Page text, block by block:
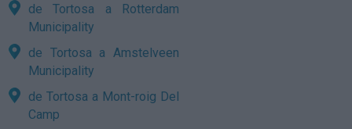
de Tortosa a Rotterdam
Municipality
de Tortosa a Amstelveen
Municipality
de Tortosa a Mont-roig Del
Camp